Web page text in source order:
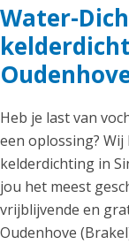
Water-
Heb je last van
een oplossing?
kelderdichting in
jou het meest
vrijblijvende en
Oudenhove